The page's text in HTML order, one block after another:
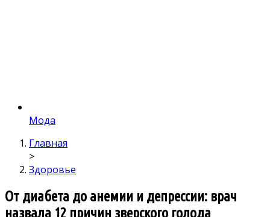
Мода
Главная
>
Здоровье
От диабета до анемии и депрессии: врач
назвала 12 причин зверского голода